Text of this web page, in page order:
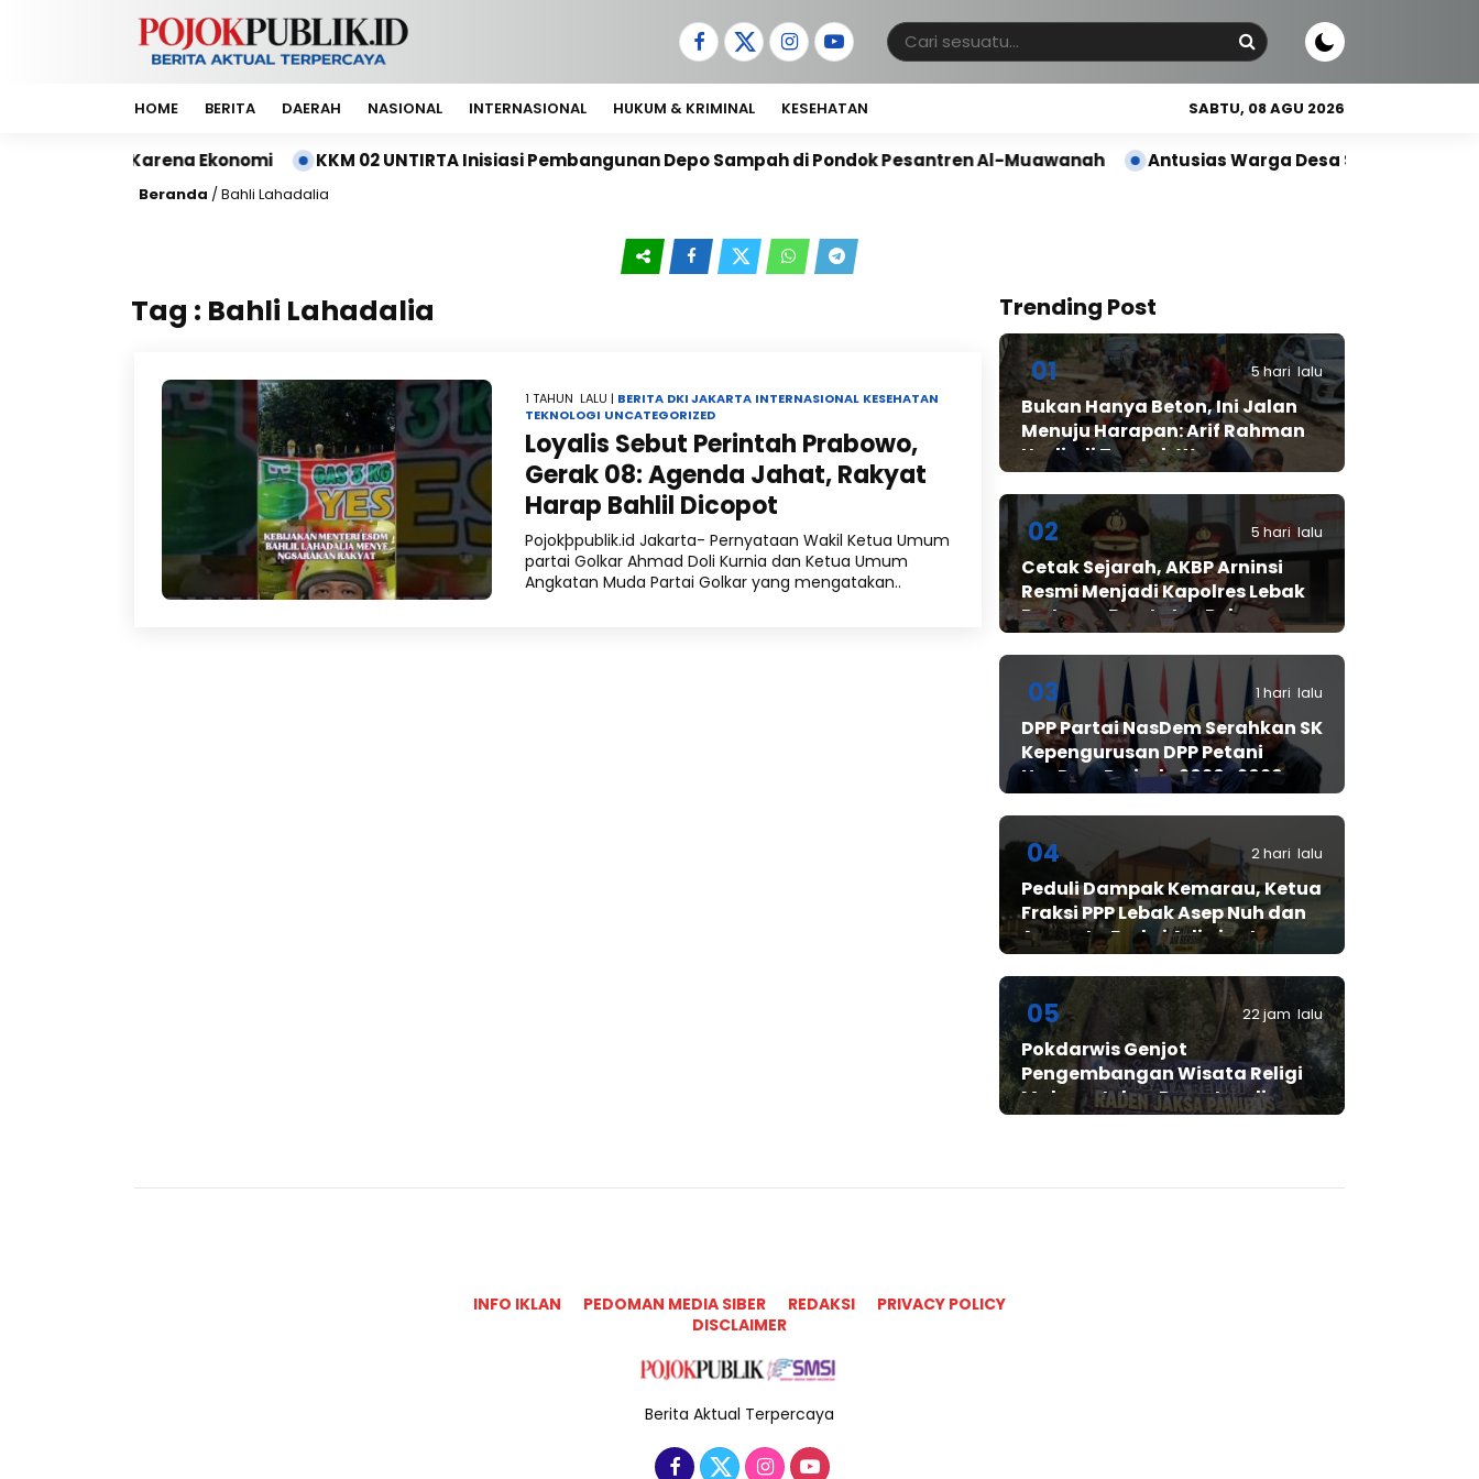
HOME BERITA DAERAH NASIONAL INTERNASIONAL HUKUM & KRIMINAL KESEHATAN SABTU, 08 AGU 2026
Karena Ekonomi KKM 02 UNTIRTA Inisiasi Pembangunan Depo Sampah di Pondok Pesantren Al-Muawanah Antusias Warga Desa Sobang Gelar
Beranda /Bahli Lahadalia
Tag : Bahli Lahadalia
1 TAHUN LALU | BERITA DKI JAKARTA INTERNASIONAL KESEHATAN
TEKNOLOGI UNCATEGORIZED
Loyalis Sebut Perintah Prabowo,
Gerak 08: Agenda Jahat, Rakyat
Harap Bahlil Dicopot
Pojokþpublik.id Jakarta- Pernyataan Wakil Ketua Umum
partai Golkar Ahmad Doli Kurnia dan Ketua Umum
Angkatan Muda Partai Golkar yang mengatakan..
Trending Post
01 5 hari lalu
Bukan Hanya Beton, Ini Jalan
Menuju Harapan: Arif Rahman
Hadir di Tengah Warga
Cibadak
02 5 hari lalu
Cetak Sejarah, AKBP Arninsi
Resmi Menjadi Kapolres Lebak
Pertama Berstatus Polwan
03 1 hari lalu
DPP Partai NasDem Serahkan SK
Kepengurusan DPP Petani
NasDem Periode 2026–2029,
Arif Rahman, S.H. Resmi Pimpin
Nasdem
04 2 hari lalu
Peduli Dampak Kemarau, Ketua
Fraksi PPP Lebak Asep Nuh dan
Anggota Fraksi Adiwinata
Kusuma Salurkan Bantuan Air
Bersih untuk Warga
Bintangresm
05 22 jam lalu
Pokdarwis Genjot
Pengembangan Wisata Religi
Makam Jaksa Pamutus di
Lebak
INFO IKLAN PEDOMAN MEDIA SIBER REDAKSI
PRIVACY POLICY
DISCLAIMER
Berita Aktual Terpercaya